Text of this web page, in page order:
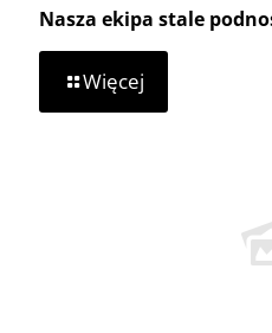
Nasza ekipa stale
Więcej
Nasza